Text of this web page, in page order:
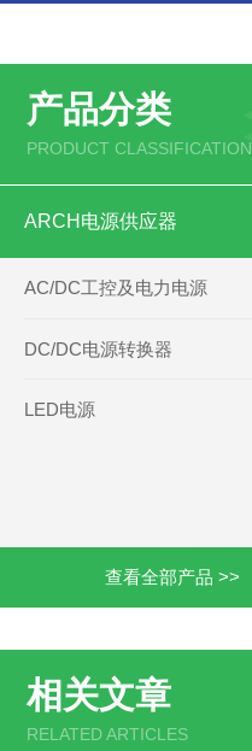
产品分类
PRODUCT CLASSIFICATION
ARCH电源供应器
AC/DC工控及电力电源
DC/DC电源转换器
LED电源
查看全部产品 >>
相关文章
RELATED ARTICLES